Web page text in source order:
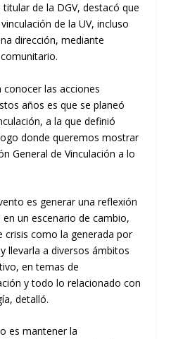
de la DGV, destacó que
de la UV, incluso
dirección, mediante
las acciones
años es que se planeó
a la que definió
donde queremos mostrar
General de Vinculación a lo
es generar una reflexión
un escenario de cambio,
crisis como la generada por
llevarla a diversos ámbitos
en temas de
y todo lo relacionado con
detalló.
es mantener la